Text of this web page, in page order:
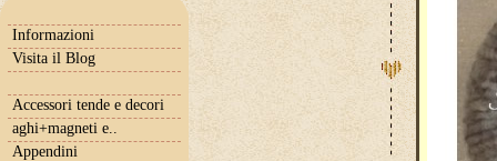
Informazioni
Visita il Blog
Accessori tende e decori
aghi+magneti e..
Appendini